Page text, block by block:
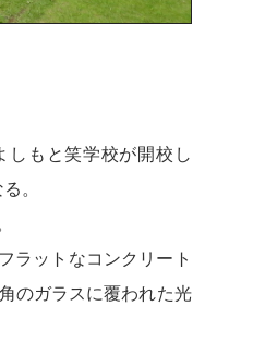
しもと笑学校が開校し
。
ラットなコンクリート
のガラスに覆われた光